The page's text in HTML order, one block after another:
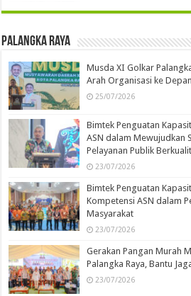
Palangka Raya
Musda XI Golkar
Arah Organisasi ke Depan
25/07/2026
Bimtek Penguatan
ASN dalam Mewujudkan
Pelayanan Publik
23/07/2026
Bimtek Penguatan
Kompetensi ASN dalam
Masyarakat
23/07/2026
Gerakan Pangan Murah
Palangka Raya, Bantu
23/07/2026